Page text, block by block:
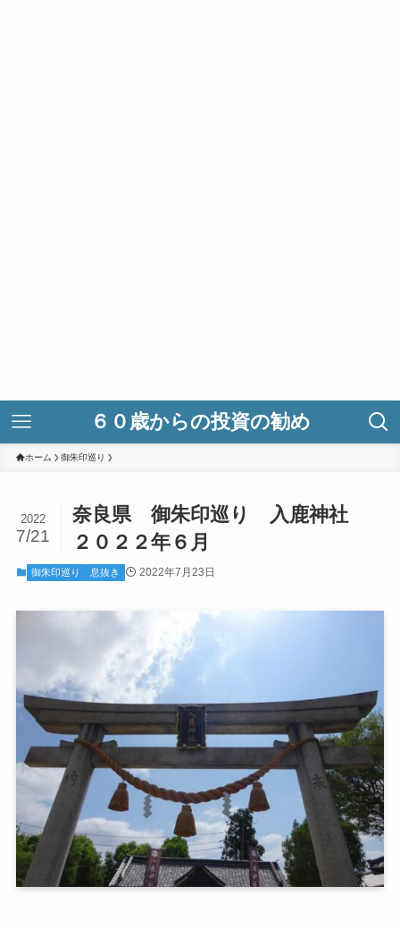
６０歳からの投資の勧め
ホーム 御朱印巡り
奈良県 御朱印巡り 入鹿神社
２０２２年６月
2022
7/21
御朱印巡り 息抜き 2022年7月23日